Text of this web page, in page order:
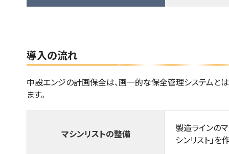
導入の流れ
中設エンジの計画保全は、画一的な保全管理システムと
ます。
マシンリストの整備
製造ラインの
シンリスト」